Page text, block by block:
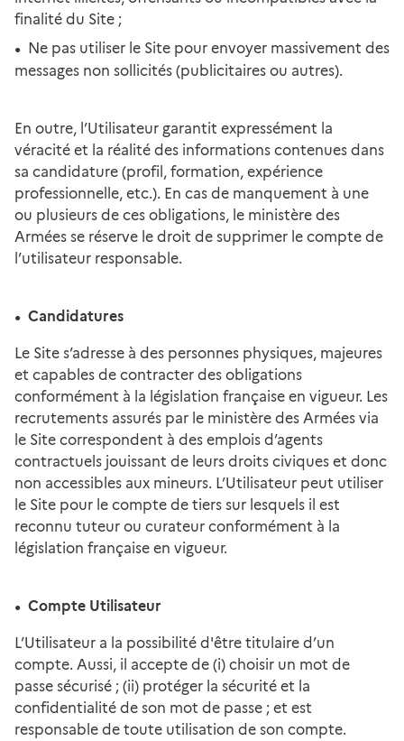
finalité du Site ;
Ne pas utiliser le Site pour envoyer massivement des
messages non sollicités (publicitaires ou autres).
En outre, l’Utilisateur garantit expressément la
véracité et la réalité des informations contenues dans
sa candidature (profil, formation, expérience
professionnelle, etc.). En cas de manquement à une
ou plusieurs de ces obligations, le ministère des
Armées se réserve le droit de supprimer le compte de
l’utilisateur responsable.
Candidatures
Le Site s’adresse à des personnes physiques, majeures
et capables de contracter des obligations
conformément à la législation française en vigueur. Les
recrutements assurés par le ministère des Armées via
le Site correspondent à des emplois d’agents
contractuels jouissant de leurs droits civiques et donc
non accessibles aux mineurs. L’Utilisateur peut utiliser
le Site pour le compte de tiers sur lesquels il est
reconnu tuteur ou curateur conformément à la
législation française en vigueur.
Compte Utilisateur
L’Utilisateur a la possibilité d'être titulaire d’un
compte. Aussi, il accepte de (i) choisir un mot de
passe sécurisé ; (ii) protéger la sécurité et la
confidentialité de son mot de passe ; et est
responsable de toute utilisation de son compte.